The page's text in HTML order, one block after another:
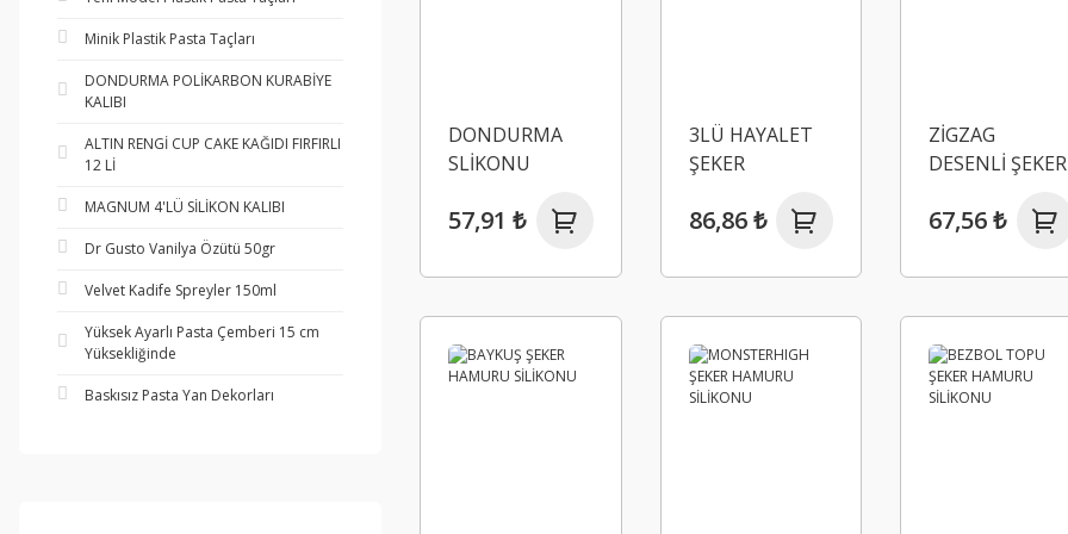
Minik Plastik Pasta Taçları
DONDURMA POLİKARBON KURABİYE
KALIBI
ALTIN RENGİ CUP CAKE KAĞIDI FIRFIRLI
12 Lİ
MAGNUM 4'LÜ SİLİKON KALIBI
Dr Gusto Vanilya Özütü 50gr
Velvet Kadife Spreyler 150ml
Yüksek Ayarlı Pasta Çemberi 15 cm
Yüksekliğinde
Baskısız Pasta Yan Dekorları
DONDURMA
SLİKONU
57,91 ₺
3LÜ HAYALET
ŞEKER
SLİKONU
86,86 ₺
ZİGZAG
DESENLİ ŞEKER
SLİKONU
67,56 ₺